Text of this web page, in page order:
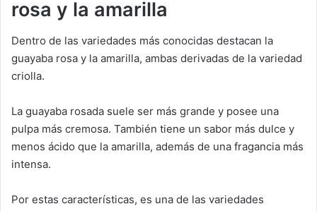
rosa y la amarilla
Dentro de las variedades más conocidas destacan la
guayaba rosa y la amarilla, ambas derivadas de la variedad
criolla.
La guayaba rosada suele ser más grande y posee una
pulpa más cremosa. También tiene un sabor más dulce y
menos ácido que la amarilla, además de una fragancia más
intensa.
Por estas características, es una de las variedades